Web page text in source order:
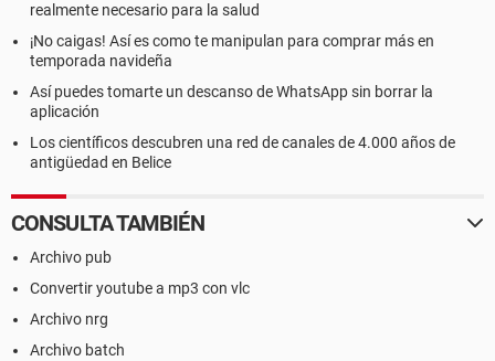
realmente necesario para la salud
¡No caigas! Así es como te manipulan para comprar más en
temporada navideña
Así puedes tomarte un descanso de WhatsApp sin borrar la
aplicación
Los científicos descubren una red de canales de 4.000 años de
antigüedad en Belice
CONSULTA TAMBIÉN
Archivo pub
Convertir youtube a mp3 con vlc
Archivo nrg
Archivo batch